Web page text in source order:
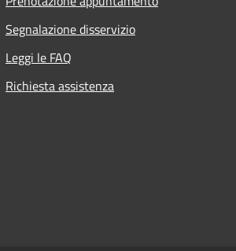
Segnalazione disservizio
Leggi le FAQ
Richiesta assistenza